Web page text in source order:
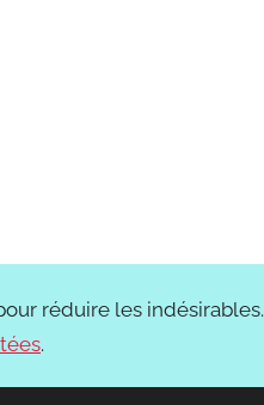
réduire les indésirables.
.